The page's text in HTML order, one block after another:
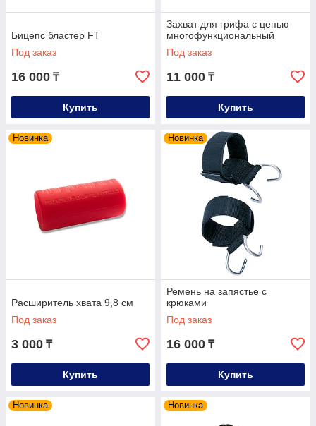
Бицепс бластер FT
Под заказ
16 000 ₸
Купить
Захват для грифа с цепью
многофункциональный
Под заказ
11 000 ₸
Купить
Новинка
Расширитель хвата 9,8 см
Под заказ
3 000 ₸
Купить
Новинка
Ремень на запястье с
крюками
Под заказ
16 000 ₸
Купить
Новинка Новинка